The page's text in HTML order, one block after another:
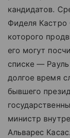
кандидатов.
Фиделя
которого
его могут
списке —
долгое время
бывшего
министр
Альварес Касас.